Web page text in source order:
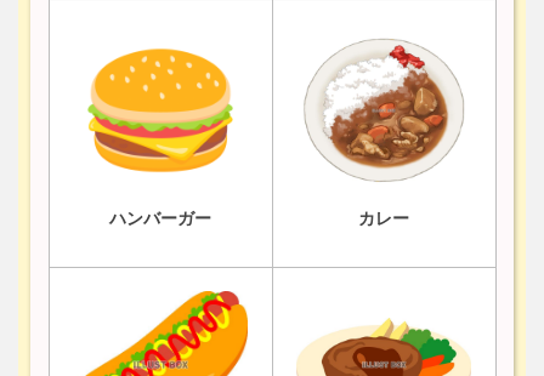
ハンバーガー カレー